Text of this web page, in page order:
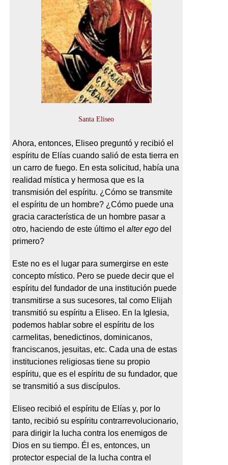
Santa Eliseo
Ahora, entonces, Eliseo preguntó y recibió el
espíritu de Elías cuando salió de esta tierra en
un carro de fuego. En esta solicitud, había una
realidad mística y hermosa que es la
transmisión del espíritu. ¿Cómo se transmite
el espíritu de un hombre? ¿Cómo puede una
gracia característica de un hombre pasar a
otro, haciendo de este último el alter egodel
primero?
Este no es el lugar para sumergirse en este
concepto místico. Pero se puede decir que el
espíritu del fundador de una institución puede
transmitirse a sus sucesores, tal como Elijah
transmitió su espíritu a Eliseo. En la Iglesia,
podemos hablar sobre el espíritu de los
carmelitas, benedictinos, dominicanos,
franciscanos, jesuitas, etc. Cada una de estas
instituciones religiosas tiene su propio
espíritu, que es el espíritu de su fundador, que
se transmitió a sus discípulos.
Eliseo recibió el espíritu de Elías y, por lo
tanto, recibió su espíritu contrarrevolucionario,
para dirigir la lucha contra los enemigos de
Dios en su tiempo. Él es, entonces, un
protector especial de la lucha contra el